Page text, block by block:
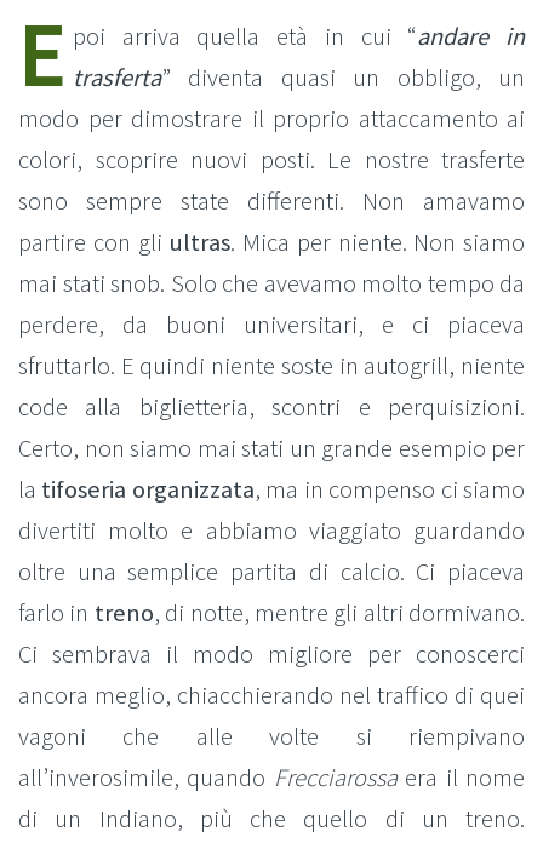
E poi arriva quella età in cui “andare in
trasferta” diventa quasi un obbligo, un
modo per dimostrare il proprio attaccamento ai
colori, scoprire nuovi posti. Le nostre trasferte
sono sempre state differenti. Non amavamo
partire con gli ultras. Mica per niente. Non siamo
mai stati snob. Solo che avevamo molto tempo da
perdere, da buoni universitari, e ci piaceva
sfruttarlo. E quindi niente soste in autogrill, niente
code alla biglietteria, scontri e perquisizioni.
Certo, non siamo mai stati un grande esempio per
la tifoseria organizzata, ma in compenso ci siamo
divertiti molto e abbiamo viaggiato guardando
oltre una semplice partita di calcio. Ci piaceva
farlo in treno, di notte, mentre gli altri dormivano.
Ci sembrava il modo migliore per conoscerci
ancora meglio, chiacchierando nel traffico di quei
vagoni che alle volte si riempivano
all’inverosimile, quando Frecciarossaera il nome
di un Indiano, più che quello di un treno.